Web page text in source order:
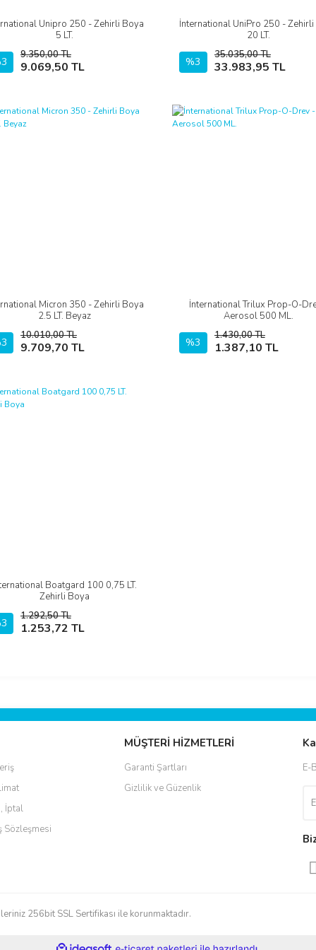
Unipro 250 - Zehirli Boya
5 LT.
9.350,00 TL
9.069,50 TL
İncele
Sepete Ekle
İnternational UniPro 250 -
20 LT.
%3
35.035,00 TL
33.983,95 TL
İncele
Sepete Ekle
Micron 350 - Zehirli Boya
2.5 LT. Beyaz
10.010,00 TL
9.709,70 TL
İncele
Sepete Ekle
İnternational Trilux Prop-O-
Aerosol 500 ML.
%3
1.430,00 TL
1.387,10 TL
İncele
Sepete Ekle
Boatgard 100 0,75 LT.
Zehirli Boya
1.292,50 TL
1.253,72 TL
İncele
Sepete Ekle
İptal
Sözleşmesi
MÜŞTERİ HİZMETLERİ
Garanti Şartları
Gizlilik ve Güzenlik
E-
256bit SSL Sertifikası ile korunmaktadır.